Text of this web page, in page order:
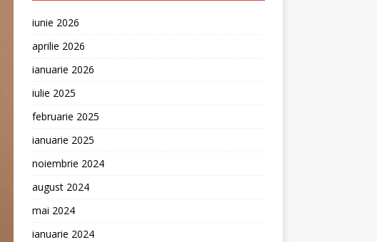
iunie 2026
aprilie 2026
ianuarie 2026
iulie 2025
februarie 2025
ianuarie 2025
noiembrie 2024
august 2024
mai 2024
ianuarie 2024